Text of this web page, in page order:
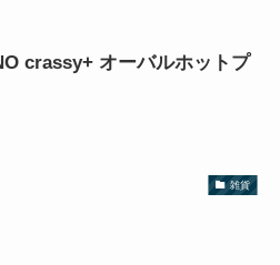
crassy+ オーバルホットプ
雑貨